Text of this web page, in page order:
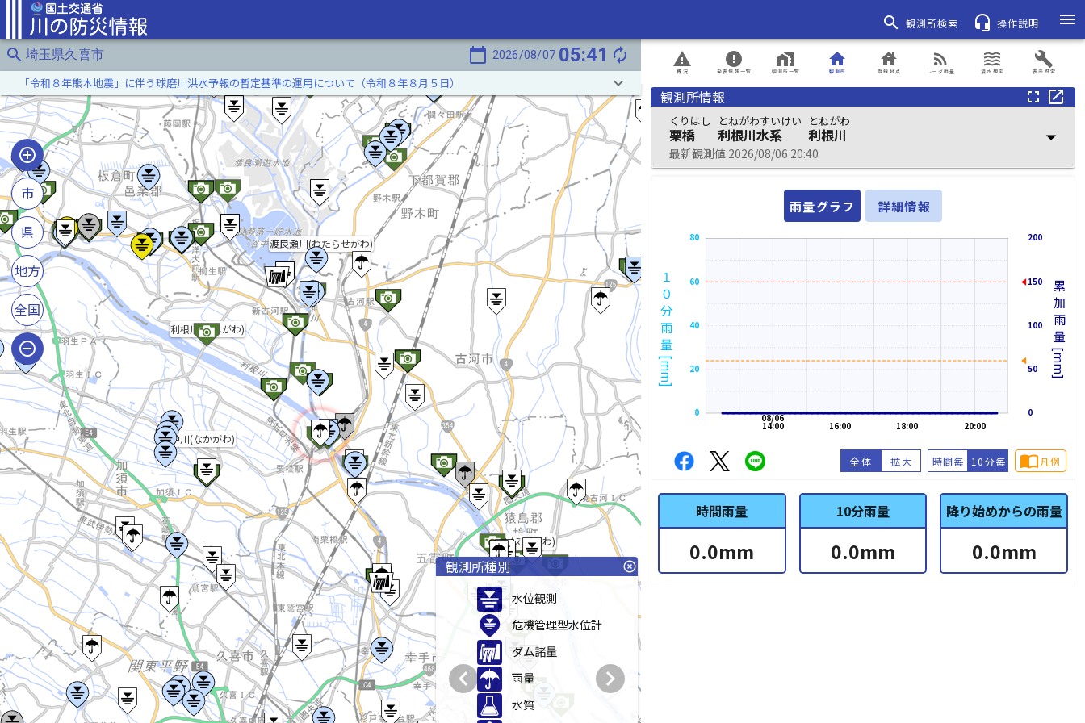
search 観測所検索 headset_mic 操作説明
menu
search 埼玉県久喜市 calendar_today 2026/08/07 05:41 autorenew
利根川(とねがわ)
渡良瀬川(わたらせがわ)
江戸川(えどがわ)
中川(なかがわ)
「令和８年熊本地震」に伴う球磨川洪水予報の暫定基準の運用について（令和８年８月５日） keyboard_arrow_down
市
県
地方
全国
観測所種別 highlight_off
水位観測
危機管理型水位計
ダム諸量
雨量
水質
chevron_left chevron_right
概況
report_problem
発表情報一覧
error
観測所一覧
home_work
観測所
home
登録地点
house
レーダ雨量
rss_feed
浸水想定
waves
表示設定
build
観測所情報
fullscreen open_in_new
くりはし
栗橋
とねがわすいけい
利根川水系
とねがわ
利根川
最新観測値 2026/08/06 20:40
arrow_drop_down
雨量グラフ 詳細情報
0
20
40
60
80
１０分雨量[mm]
20:00
18:00
16:00
08/06
14:00
0
50
100
150
200
累加雨量[mm]
全体 拡大 時間毎 10分毎 import_contacts凡例
時間雨量
0.0mm
10分雨量
0.0mm
降り始めからの雨量
0.0mm